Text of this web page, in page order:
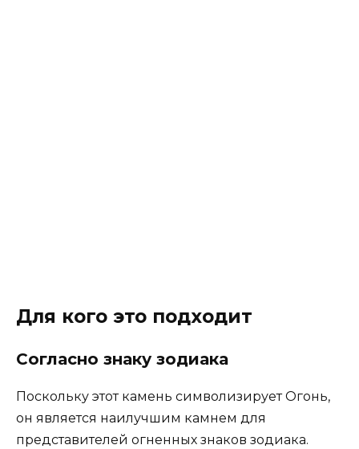
Для кого это подходит
Согласно знаку зодиака
Поскольку этот камень символизирует Огонь,
он является наилучшим камнем для
представителей огненных знаков зодиака.